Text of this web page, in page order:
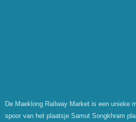
De Maeklong Railway Market is een unieke
spoor van het plaatsje Samut Songkhram